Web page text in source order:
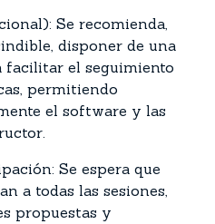
Se recomienda,
disponer de una
facilitar el seguimiento
permitiendo
el software y las
Se espera que
a todas las sesiones,
propuestas y